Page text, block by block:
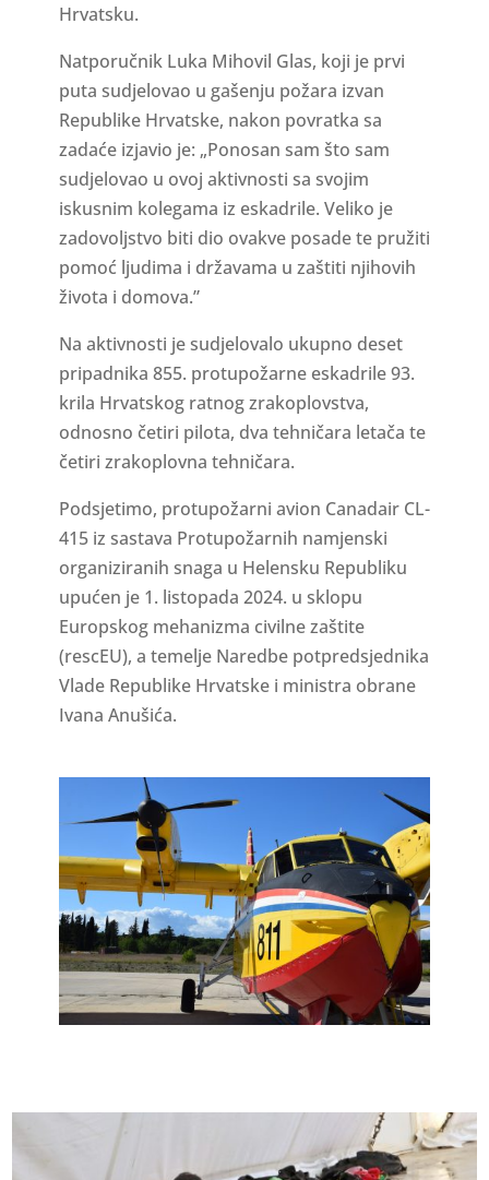
Hrvatsku.
Natporučnik Luka Mihovil Glas, koji je prvi
puta sudjelovao u gašenju požara izvan
Republike Hrvatske, nakon povratka sa
zadaće izjavio je: „Ponosan sam što sam
sudjelovao u ovoj aktivnosti sa svojim
iskusnim kolegama iz eskadrile. Veliko je
zadovoljstvo biti dio ovakve posade te pružiti
pomoć ljudima i državama u zaštiti njihovih
života i domova.”
Na aktivnosti je sudjelovalo ukupno deset
pripadnika 855. protupožarne eskadrile 93.
krila Hrvatskog ratnog zrakoplovstva,
odnosno četiri pilota, dva tehničara letača te
četiri zrakoplovna tehničara.
Podsjetimo, protupožarni avion Canadair CL-
415 iz sastava Protupožarnih namjenski
organiziranih snaga u Helensku Republiku
upućen je 1. listopada 2024. u sklopu
Europskog mehanizma civilne zaštite
(rescEU), a temelje Naredbe potpredsjednika
Vlade Republike Hrvatske i ministra obrane
Ivana Anušića.